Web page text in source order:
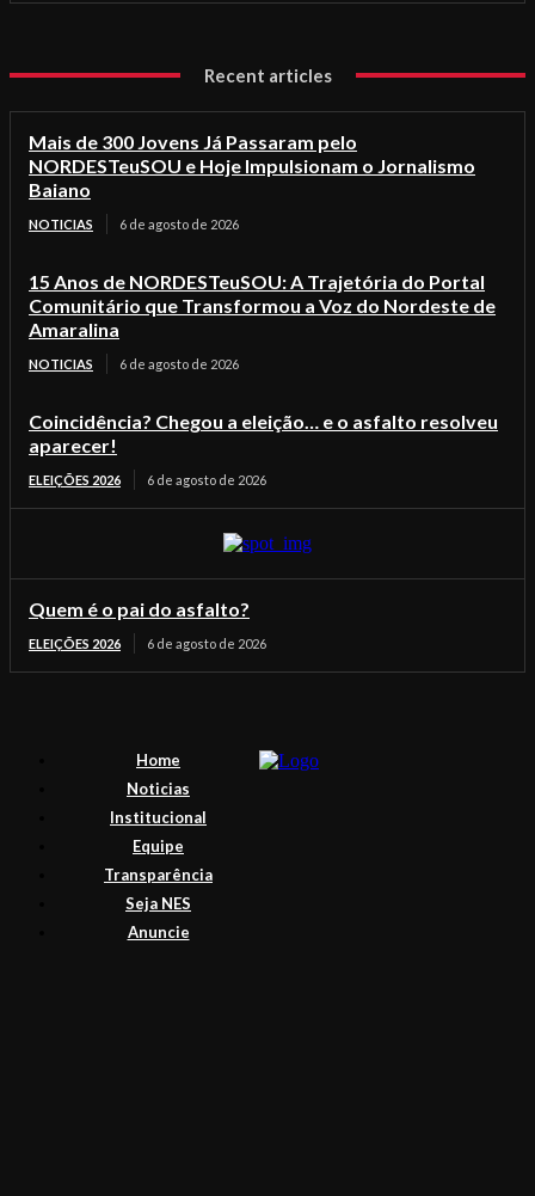
Recent articles
Mais de 300 Jovens Já Passaram pelo
NORDESTeuSOU e Hoje Impulsionam o Jornalismo
Baiano
NOTICIAS 6 de agosto de 2026
15 Anos de NORDESTeuSOU: A Trajetória do Portal
Comunitário que Transformou a Voz do Nordeste de
Amaralina
NOTICIAS 6 de agosto de 2026
Coincidência? Chegou a eleição… e o asfalto resolveu
aparecer!
ELEIÇÕES 2026 6 de agosto de 2026
Quem é o pai do asfalto?
ELEIÇÕES 2026 6 de agosto de 2026
Home
Noticias
Institucional
Equipe
Transparência
Seja NES
Anuncie